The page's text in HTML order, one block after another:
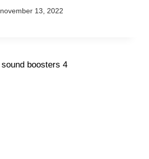
november 13, 2022